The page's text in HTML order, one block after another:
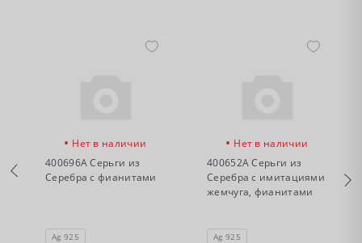
• Нет в наличии
400696А Серьги из
Серебра с фианитами
Ag 925
• Нет в наличии
400652А Серьги из
Серебра с имитациями
жемчуга, фианитами
Ag 925